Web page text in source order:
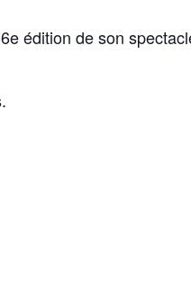
édition de son